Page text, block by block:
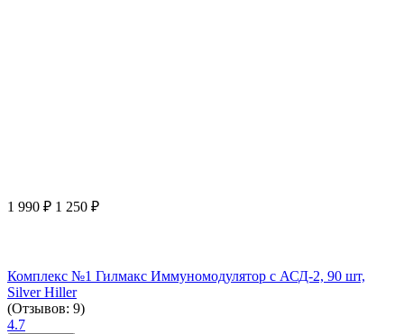
1 990 ₽ 1 250 ₽
Комплекс №1 Гилмакс Иммуномодулятор с АСД-2, 90 шт,
Silver Hiller
(Отзывов: 9)
4.7